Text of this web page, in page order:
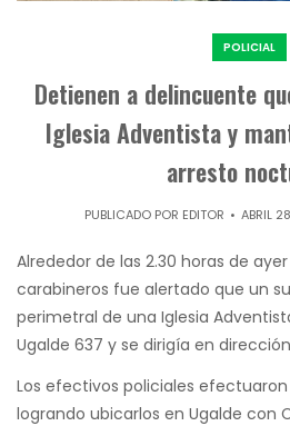
POLICIAL
Detienen a delincuente
Iglesia Adventista y
arresto
PUBLICADO POR EDITOR ABRIL
Alrededor de las 2.30 horas de
carabineros fue alertado que un
perimetral de una Iglesia
Ugalde 637 y se dirigía en
Los efectivos policiales
logrando ubicarlos en Ugalde con